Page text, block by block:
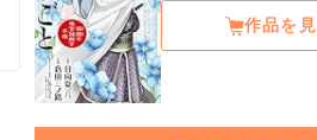
作品を